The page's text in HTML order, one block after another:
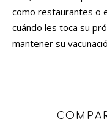
como restaurantes o
cuándo les toca su
mantener su